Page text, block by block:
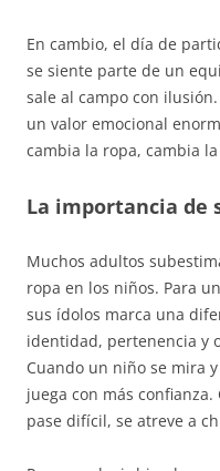
En cambio, el día de
se siente parte de un
sale al campo con
un valor emocional
cambia la ropa, cambia
La importancia de
Muchos adultos
ropa en los niños. Para
sus ídolos marca una
identidad, pertenencia y
Cuando un niño se mira
juega con más
pase difícil, se atreve a